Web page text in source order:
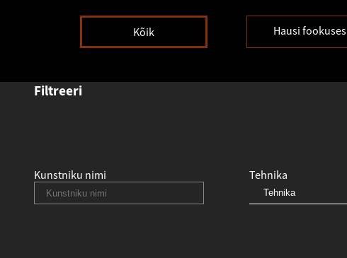
Kõik Hausi fookuses
Filtreeri
Kunstniku nimi Tehnika